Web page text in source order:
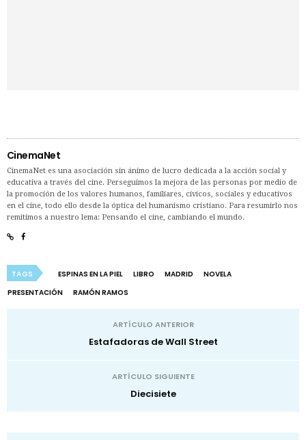
CinemaNet
CinemaNet es una asociación sin ánimo de lucro dedicada a la acción social y
educativa a través del cine. Perseguimos la mejora de las personas por medio de
la promoción de los valores humanos, familiares, cívicos, sociales y educativos
en el cine, todo ello desde la óptica del humanismo cristiano. Para resumirlo nos
remitimos a nuestro lema: Pensando el cine, cambiando el mundo.
TAGS ESPINAS EN LA PIEL LIBRO MADRID
NOVELA
PRESENTACIÓN
RAMÓN RAMOS
ARTÍCULO ANTERIOR
Estafadoras de Wall Street
ARTÍCULO SIGUIENTE
Diecisiete